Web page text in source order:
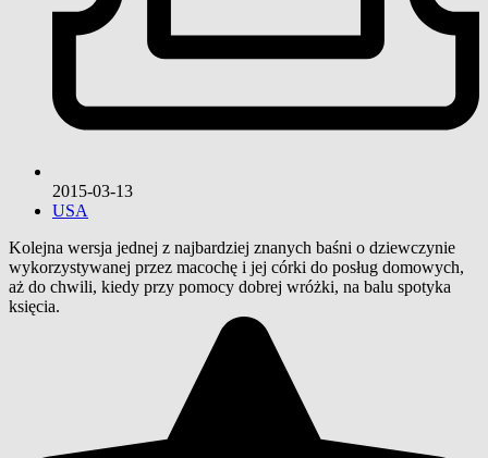
2015-03-13
USA
Kolejna wersja jednej z najbardziej znanych baśni o dziewczynie
wykorzystywanej przez macochę i jej córki do posług domowych,
aż do chwili, kiedy przy pomocy dobrej wróżki, na balu spotyka
księcia.